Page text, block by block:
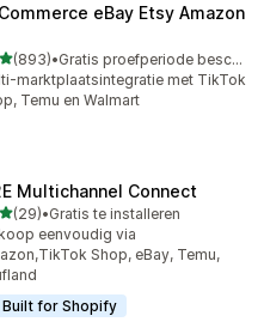
eBay Etsy Amazon
van 5 sterren
(893)
recensies in totaal
•
Gratis proefperiode beschikbaar
marktplaatsintegratie met TikTok
Temu en Walmart
Multichannel Connect
van 5 sterren
(29) in totaal
•Gratis te installeren
eenvoudig via
Shop, eBay, Temu,
Built for Shopify